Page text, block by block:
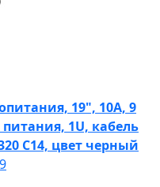
19", 10А, 9
1U, кабель
C14, цвет черный